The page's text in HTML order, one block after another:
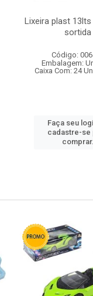
Lixeira plast
sortida
Código:
Embalagem:
Caixa Com: 24
Faça seu
cadastre-se
comprar.